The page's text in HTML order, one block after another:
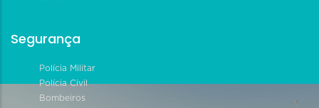
Segurança
Polícia Militar
Polícia Civil
Bombeiros